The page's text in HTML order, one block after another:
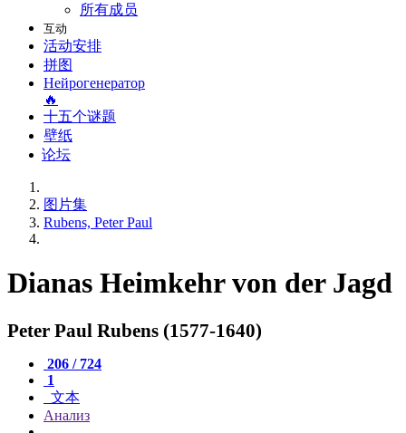
所有成员
互动
活动安排
拼图
Нейрогенератор
🔥
十五个谜题
壁纸
论坛
图片集
Rubens, Peter Paul
Dianas Heimkehr von der Jagd
Peter Paul Rubens (1577-1640)
206 / 724
1
文本
Анализ